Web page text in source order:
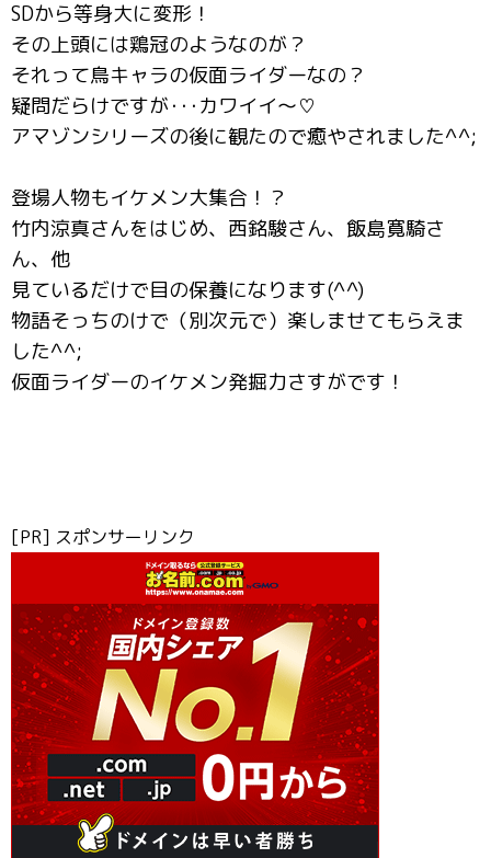
SDから等身大に変形！
その上頭には鶏冠のようなのが？
それって鳥キャラの仮面ライダーなの？
疑問だらけですが･･･カワイイ～♡
アマゾンシリーズの後に観たので癒やされました^^;
登場人物もイケメン大集合！？
竹内涼真さんをはじめ、西銘駿さん、飯島寛騎さ
ん、他
見ているだけで目の保養になります(^^)
物語そっちのけで（別次元で）楽しませてもらえま
した^^;
仮面ライダーのイケメン発掘力さすがです！
[PR] スポンサーリンク